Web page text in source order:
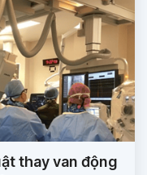
thay van động